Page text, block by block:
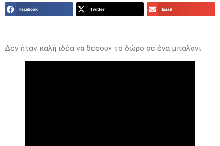
Facebook Twitter Email
Δεν ήταν καλή ιδέα να δέσουν το δώρο σε ένα μπαλόνι